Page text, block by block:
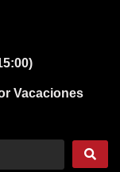
Vacaciones